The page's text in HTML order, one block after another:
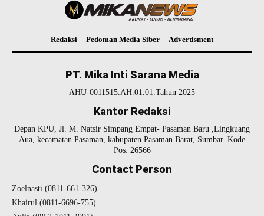
Redaksi Pedoman Media Siber Advertisment
PT. Mika Inti Sarana Media
AHU-0011515.AH.01.01.Tahun 2025
Kantor Redaksi
Depan KPU, Jl. M. Natsir Simpang Empat- Pasaman Baru ,Lingkuang
Aua, kecamatan Pasaman, kabupaten Pasaman Barat, Sumbar. Kode
Pos: 26566
Contact Person
Zoelnasti (0811-661-326)
Khairul (0811-6696-755)